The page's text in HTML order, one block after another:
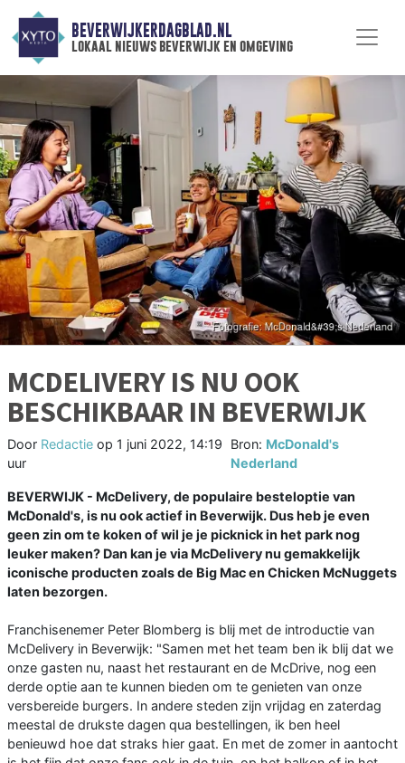
BEVERWIJKERDAGBLAD.NL
lokaal nieuws beverwijk en omgeving
MCDELIVERY IS NU OOK
BESCHIKBAAR IN BEVERWIJK
Door Redactie op 1 juni 2022, 14:19
uur
Bron: McDonald's
Nederland
BEVERWIJK - McDelivery, de populaire besteloptie van
McDonald's, is nu ook actief in Beverwijk. Dus heb je even
geen zin om te koken of wil je je picknick in het park nog
leuker maken? Dan kan je via McDelivery nu gemakkelijk
iconische producten zoals de Big Mac en Chicken McNuggets
laten bezorgen.
Franchisenemer Peter Blomberg is blij met de introductie van
McDelivery in Beverwijk: "Samen met het team ben ik blij dat we
onze gasten nu, naast het restaurant en de McDrive, nog een
derde optie aan te kunnen bieden om te genieten van onze
versbereide burgers. In andere steden zijn vrijdag en zaterdag
meestal de drukste dagen qua bestellingen, ik ben heel
benieuwd hoe dat straks hier gaat. En met de zomer in aantocht